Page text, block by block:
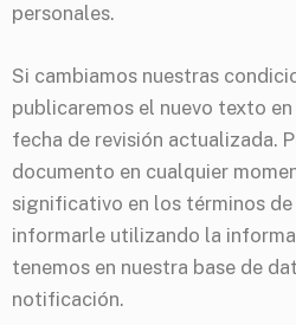
personales.
Si cambiamos nuestras
publicaremos el nuevo texto
fecha de revisión actualizada.
documento en cualquier
significativo en los términos
informarle utilizando la
tenemos en nuestra base de
notificación.